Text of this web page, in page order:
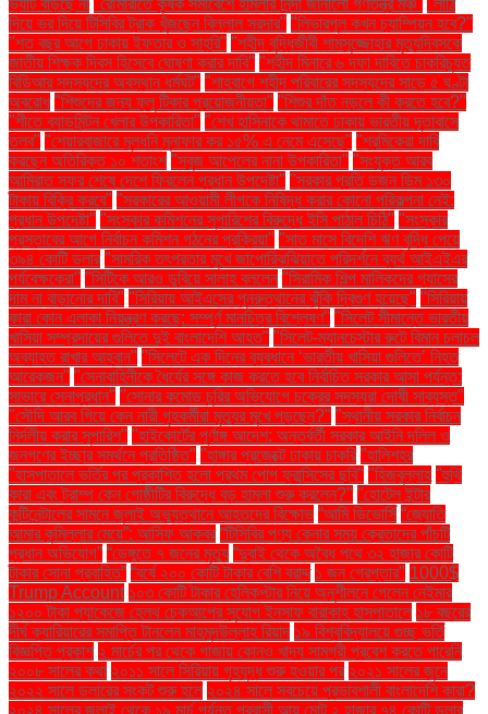
দিয়ে ভর দিয়ে টিসিবির ট্রাক খুঁজছেন বিল্লাল সরদার" "লিভারপুল কখন চ্যাম্পিয়ন হবে?"
"শত বছর আগে ঢাকায় ইফতার ও সাহ্‌রি" "শহীদ বুদ্ধিজীবী শামসুজ্জোহার মৃত্যুদিবসকে
জাতীয় শিক্ষক দিবস হিসেবে ঘোষণা করার দাবি" "শহীদ মিনারে ৬ দফা দাবিতে চাকরিচ্যুত
বিডিআর সদস্যদের অবস্থান ধর্মঘট" "শাহবাগে শহীদ পরিবারের সদস্যদের সাড়ে ৫ ঘণ্টা
অবরোধ "শিশুদের জন্য ফ্লু টিকার প্রয়োজনীয়তা" "শিশুর দাঁত নড়লে কী করতে হবে?"
"শীতে ব্যাডমিন্টন খেলার উপকারিতা" "শেখ হাসিনাকে থামাতে ঢাকায় ভারতীয় দূতাবাসে
তলব" "শেয়ারবাজারে মূলধনি মুনাফার কর ১৫% এ নেমে এসেছে" "শ্রমিকেরা দাবি
করছেন অতিরিক্ত ১০ শতাংশ "সবুজ আপেলের নানা উপকারিতা" "সংযুক্ত আরব
আমিরাত সফর শেষে দেশে ফিরলেন প্রধান উপদেষ্টা" "সরকার প্রতি ডজন ডিম ১৩০
টাকায় বিক্রি করবে" "সরকারের আওয়ামী লীগকে নিষিদ্ধ করার কোনো পরিকল্পনা নেই:
প্রধান উপদেষ্টা" "সংস্কার কমিশনের সুপারিশের বিরুদ্ধে ইসি পাঠাল চিঠি" "সংস্কার
প্রস্তাবের আগে নির্বাচন কমিশন গঠনের প্রক্রিয়া" "সাত মাসে বিদেশি ঋণ বৃদ্ধি পেয়ে
৩৯৪ কোটি ডলার "সামরিক তৎপরতার মুখে জাপোরিঝঝিয়াতে পরিদর্শনে ব্যর্থ আইএইএর
পর্যবেক্ষকেরা" "সিটিকে আরও ডুবিয়ে সালাহ বললেন "সিরামিক শিল্প মালিকদের গ্যাসের
দাম না বাড়ানোর দাবি" "সিরিয়ায় আইএসের পুনরুত্থানের ঝুঁকি দ্বিগুণ হয়েছে" "সিরিয়ায়
কারা কোন এলাকা নিয়ন্ত্রণ করছে: সম্পূর্ণ মানচিত্র বিশ্লেষণ" "সিলেট সীমান্তে ভারতীয়
খাসিয়া সম্প্রদায়ের গুলিতে দুই বাংলাদেশি আহত" "সিলেট-ম্যানচেস্টার রুটে বিমান চলাচল
অব্যাহত রাখার আহ্বান" "সিলেটে এক দিনের ব্যবধানে ‘ভারতীয় খাসিয়া গু‌লিতে’ নিহত
আরেকজন" "সেনাবাহিনীকে ধৈর্যের সঙ্গে কাজ করতে হবে নির্বাচিত সরকার আসা পর্যন্ত:
সাভারে সেনাপ্রধান" "সোনার কমোড চুরির অভিযোগে চক্রের সদস্যরা দোষী সাব্যস্ত"
"সৌদি আরব গিয়ে কেন নারী গৃহকর্মীরা মৃত্যুর মুখে পড়ছেন?" "স্থানীয় সরকার নির্বাচন
নির্দলীয় করার সুপারিশ" "হাইকোর্টের পূর্ণাঙ্গ আদেশ: অন্তর্বর্তী সরকার আইনি দলিল ও
জনগণের ইচ্ছার সমর্থনে প্রতিষ্ঠিত" "হাঙ্গার প্রজেক্টে ঢাকায় চাকরি "হালিশহর
"হাসপাতালে ভর্তির পর প্রকাশিত হলো প্রথম পোপ ফ্রান্সিসের ছবি" "হিজবুল্লাহ "হুথি
কারা এবং ট্রাম্প কেন গোষ্ঠীটির বিরুদ্ধে বড় হামলা শুরু করলেন?" "হোটেল ইন্টার
কন্টিনেন্টালের সামনে জুলাই অভ্যুত্থানে আহতদের বিক্ষোভ “আমি ডিভোর্সি “জ্যোতি
আমার কুমিল্লার মেয়ে”: আসিফ আকবর “টিসিবির পণ্য কেনার সময় ক্রেতাদের পাঁচটি
প্রধান অভিযোগ” “ডেঙ্গুতে ৭ জনের মৃত্যু “দুবাই থেকে অবৈধ পথে ৩২ হাজার কোটি
টাকার সোনা প্রবাহিত” “বর্ষে ২০০ কোটি টাকার বেশি বরাদ্দ ১ জন গ্রেপ্তার" 1000$
Trump Account ১০৩ কোটি টাকার হেলিকপ্টার নিয়ে অনুশীলনে গেলেন নেইমার
১২০০ টাকা প্যাকেজে হেলথ চেকআপের সুযোগ ইনসাফ বারাকাহ হাসপাতালে ১৮ বছরের
দীর্ঘ ক্যারিয়ারের সমাপ্তি টানলেন মাহমুদউল্লাহ রিয়াদ ১৯ বিশ্ববিদ্যালয়ে গুচ্ছ ভর্তি
বিজ্ঞপ্তি প্রকাশ ২ মার্চের পর থেকে গাজায় কোনও খাদ্য সামগ্রী প্রবেশ করতে পারেনি
২০০৮ সালের কথা ২০১১ সালে সিরিয়ায় গৃহযুদ্ধ শুরু হওয়ার পর ২০২১ সালের জুনে
২০২২ সালে ডলারের সংকট শুরু হলে ২০২৪ সালে সবচেয়ে প্রভাবশালী বাংলাদেশি কারা?
২০২৪ সালের জুলাই থেকে ১৯ মার্চ পর্যন্ত প্রবাসী আয় মোট ২ হাজার ৭৪ কোটি ডলার